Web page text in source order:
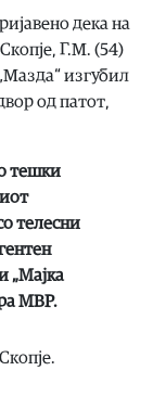
дека на
Г.М. (54)
изгубил
од патот,
тешки
телесни
„Мајка
МВР.